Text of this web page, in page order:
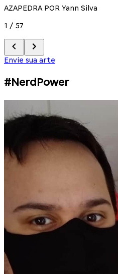
AZAPEDRA POR Yann Silva
1 / 57
Envie sua arte
#NerdPower